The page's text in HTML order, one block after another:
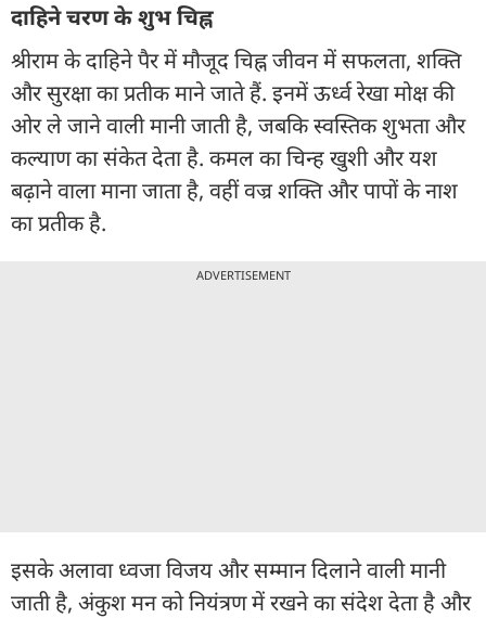
दाहिने चरण के शुभ चिह्न
श्रीराम के दाहिने पैर में मौजूद चिह्न जीवन में सफलता, शक्ति
और सुरक्षा का प्रतीक माने जाते हैं. इनमें ऊर्ध्व रेखा मोक्ष की
ओर ले जाने वाली मानी जाती है, जबकि स्वस्तिक शुभता और
कल्याण का संकेत देता है. कमल का चिन्ह खुशी और यश
बढ़ाने वाला माना जाता है, वहीं वज्र शक्ति और पापों के नाश
का प्रतीक है.
ADVERTISEMENT
इसके अलावा ध्वजा विजय और सम्मान दिलाने वाली मानी
जाती है, अंकुश मन को नियंत्रण में रखने का संदेश देता है और